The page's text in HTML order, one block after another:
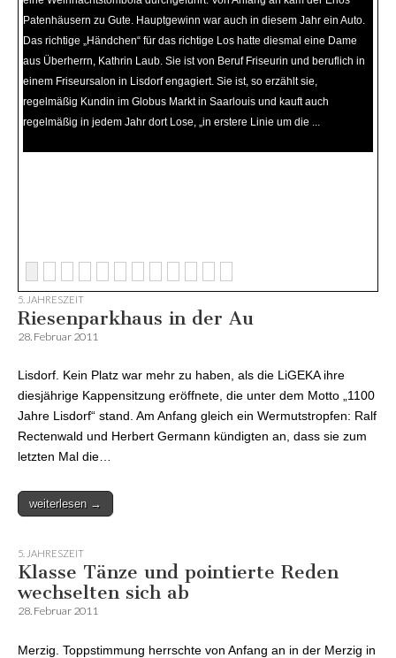
Patenhäusern zu Gute. Hauptgewinn war auch in diesem Jahr ein Auto.
Das richtige „Händchen“ für das richtige Los hatte diesmal eine Dame
aus Überherrn, Kathrin Laub. Sie ist von Beruf Friseurin und beruflich in
einem Friseursalon in Lisdorf engagiert. Sie ist, so erzählt sie,
regelmäßig Kundin im Globus Markt in Saarlouis und kauft auch
regelmäßig in jedem Jahr dort Lose, „in erstere Linie um die ...
5. JAHRESZEIT
Riesenparkhaus in der Au
28. Februar 2011
Lisdorf. Kein Platz war mehr zu haben, als die LiGEKA ihre
diesjährige Kappensitzung eröffnete, die unter dem Motto „1100
Jahre Lisdorf“ stand. Am Anfang gleich ein Wermutstropfen: Ralf
Rectenwald und Herbert Germann kündigten an, dass sie zum
letzten Mal die…
weiterlesen →
5. JAHRESZEIT
Klasse Tänze und pointierte Reden
wechselten sich ab
28. Februar 2011
Merzig. Toppstimmung herrschte von Anfang an in der Merzig in